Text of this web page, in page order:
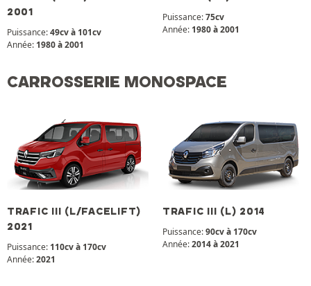
2001
Puissance:49cv à 101cv
Année: 1980 à 2001
Puissance:75cv
Année: 1980 à 2001
CARROSSERIE MONOSPACE
TRAFIC III (L/FACELIFT)
2021
Puissance: 110cv à 170cv
Année:2021
TRAFIC III (L) 2014
Puissance:90cv à 170cv
Année:2014 à 2021